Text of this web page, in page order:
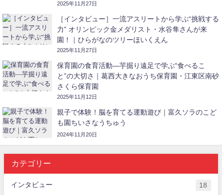
2025年11月27日
［インタビュー］一流アスリートから学ぶ“挑戦する
力” オリンピック金メダリスト・水谷隼さんが来
園！｜ひらがなのツリーほいくえん
2025年11月27日
保育園の食育活動―芋掘り遠足で学ぶ“食べるこ
と”の大切さ｜葛西大きなおうち保育園・江東区南砂
さくら保育園
2025年11月12日
親子で体験！脳を育てる運動遊び｜富久ソラのこど
も園ちいさなうちゅう
2024年11月20日
カテゴリー
インタビュー 18